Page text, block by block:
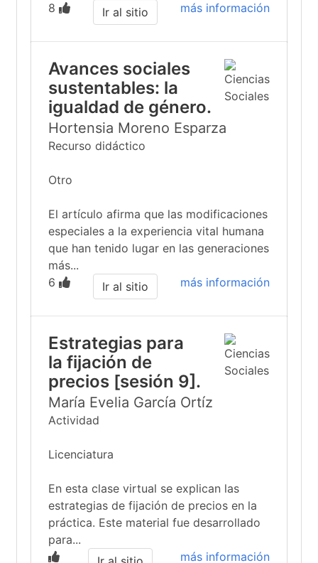
8
más información
Ir al sitio
Avances sociales
sustentables: la
igualdad de género.
Hortensia Moreno Esparza
Recurso didáctico
Otro
El artículo afirma que las modificaciones
especiales a la experiencia vital humana
que han tenido lugar en las generaciones
más...
6
más información
Ir al sitio
Estrategias para
la fijación de
precios [sesión 9].
María Evelia García Ortíz
Actividad
Licenciatura
En esta clase virtual se explican las
estrategias de fijación de precios en la
práctica. Este material fue desarrollado
para...
más información